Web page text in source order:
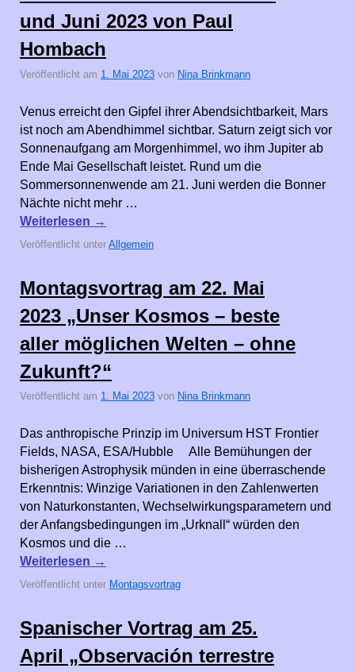
und Juni 2023 von Paul
Hombach
Veröffentlicht am 1. Mai 2023 von Nina Brinkmann
Venus erreicht den Gipfel ihrer Abendsichtbarkeit, Mars
ist noch am Abendhimmel sichtbar. Saturn zeigt sich vor
Sonnenaufgang am Morgenhimmel, wo ihm Jupiter ab
Ende Mai Gesellschaft leistet. Rund um die
Sommersonnenwende am 21. Juni werden die Bonner
Nächte nicht mehr …
Weiterlesen →
Veröffentlicht unter Allgemein
Montagsvortrag am 22. Mai
2023 „Unser Kosmos – beste
aller möglichen Welten – ohne
Zukunft?“
Veröffentlicht am 1. Mai 2023 von Nina Brinkmann
Das anthropische Prinzip im Universum HST Frontier
Fields, NASA, ESA/Hubble Alle Bemühungen der
bisherigen Astrophysik münden in eine überraschende
Erkenntnis: Winzige Variationen in den Zahlenwerten
von Naturkonstanten, Wechselwirkungsparametern und
der Anfangsbedingungen im „Urknall“ würden den
Kosmos und die …
Weiterlesen →
Veröffentlicht unter Montagsvortrag
Spanischer Vortrag am 25.
April „Observación terrestre